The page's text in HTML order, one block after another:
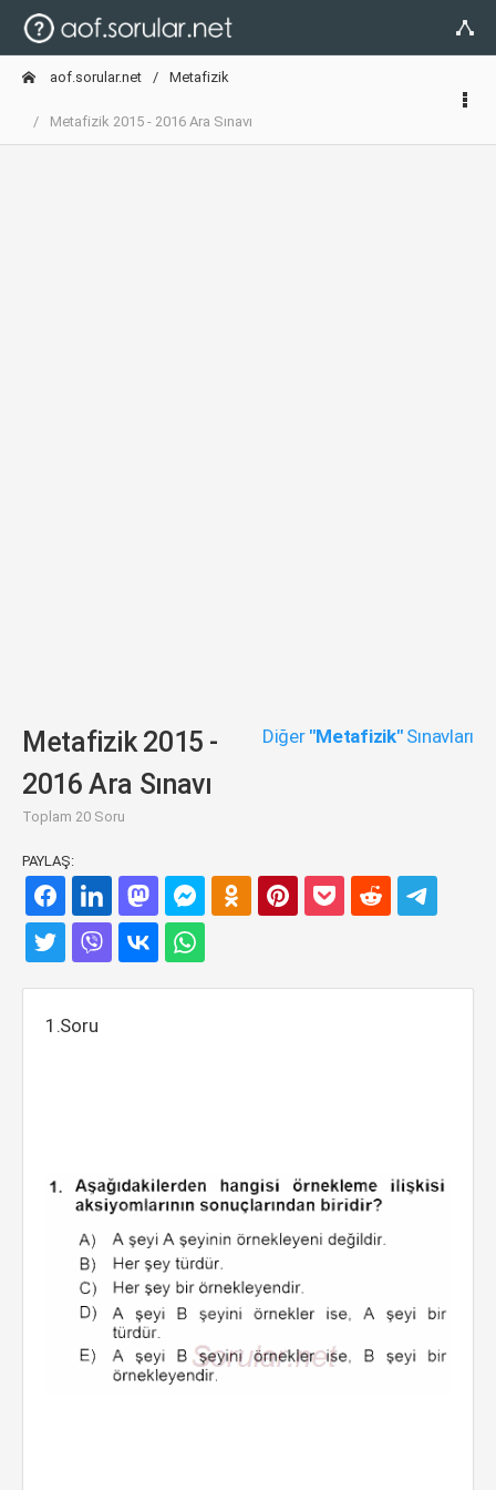
aof.sorular.net Metafizik
Metafizik 2015 - 2016 Ara Sınavı
Metafizik 2015 -
2016 Ara Sınavı
Toplam 20 Soru
Diğer "Metafizik"Sınavları
PAYLAŞ:
1.Soru